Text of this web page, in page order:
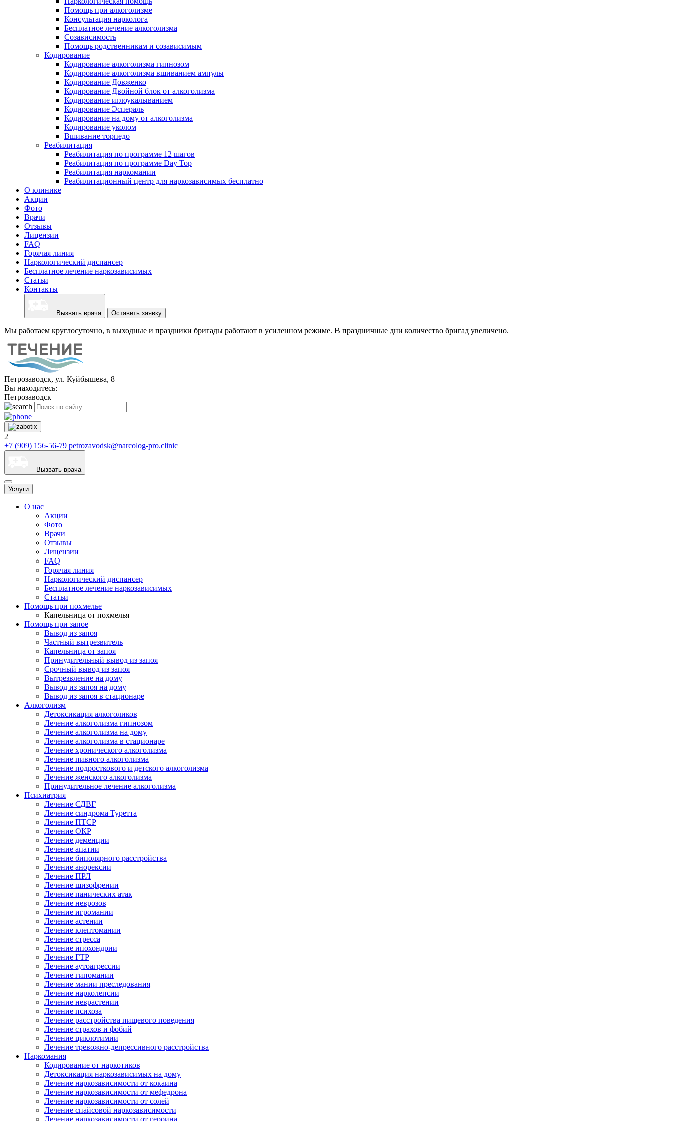
Помощь при алкоголизме
Консультация нарколога
Бесплатное лечение алкоголизма
Созависимость
Помощь родственникам и созависимым
Кодирование
Кодирование алкоголизма гипнозом
Кодирование алкоголизма вшиванием ампулы
Кодирование Довженко
Кодирование Двойной блок от алкоголизма
Кодирование иглоукалыванием
Кодирование Эспераль
Кодирование на дому от алкоголизма
Кодирование уколом
Вшивание торпедо
Реабилитация
Реабилитация по программе 12 шагов
Реабилитация по программе Day Top
Реабилитация наркомании
Реабилитационный центр для наркозависимых бесплатно
О клинике
Акции
Фото
Врачи
Отзывы
Лицензии
FAQ
Горячая линия
Наркологический диспансер
Бесплатное лечение наркозависимых
Статьи
Контакты
Вызвать врача Оставить заявку
Мы работаем круглосуточно, в выходные и праздники бригады работают в усиленном режиме. В праздничные дни количество бригад увеличено.
Петрозаводск, ул. Куйбышева, 8
Вы находитесь:
Петрозаводск
2
+7 (909) 156-56-79 petrozavodsk@narcolog-pro.clinic
Вызвать врача
Услуги
О нас
Акции
Фото
Врачи
Отзывы
Лицензии
FAQ
Горячая линия
Наркологический диспансер
Бесплатное лечение наркозависимых
Статьи
Помощь при похмелье
Капельница от похмелья
Помощь при запое
Вывод из запоя
Частный вытрезвитель
Капельница от запоя
Принудительный вывод из запоя
Срочный вывод из запоя
Вытрезвление на дому
Вывод из запоя на дому
Вывод из запоя в стационаре
Алкоголизм
Детоксикация алкоголиков
Лечение алкоголизма гипнозом
Лечение алкоголизма на дому
Лечение алкоголизма в стационаре
Лечение хронического алкоголизма
Лечение пивного алкоголизма
Лечение подросткового и детского алкоголизма
Лечение женского алкоголизма
Принудительное лечение алкоголизма
Психиатрия
Лечение СДВГ
Лечение синдрома Туретта
Лечение ПТСР
Лечение ОКР
Лечение деменции
Лечение апатии
Лечение биполярного расстройства
Лечение анорексии
Лечение ПРЛ
Лечение шизофрении
Лечение панических атак
Лечение неврозов
Лечение игромании
Лечение астении
Лечение клептомании
Лечение стресса
Лечение ипохондрии
Лечение ГТР
Лечение аутоагрессии
Лечение гипомании
Лечение мании преследования
Лечение нарколепсии
Лечение неврастении
Лечение психоза
Лечение расстройства пищевого поведения
Лечение страхов и фобий
Лечение циклотимии
Лечение тревожно-депрессивного расстройства
Наркомания
Кодирование от наркотиков
Детоксикация наркозависимых на дому
Лечение наркозависимости от кокаина
Лечение наркозависимости от мефедрона
Лечение наркозависимости от солей
Лечение спайсовой наркозависимости
Лечение наркозависимости от героина